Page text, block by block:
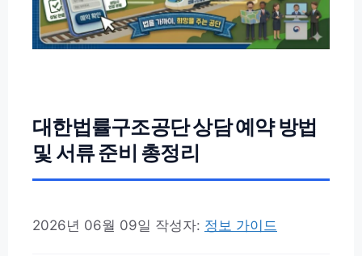
대한법률구조공단 상담 예약 방법
및 서류 준비 총정리
2026년 06월 09일 작성자: 정보 가이드